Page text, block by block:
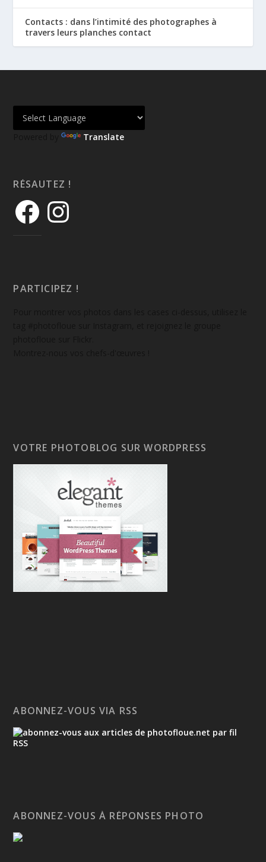
Contacts : dans l’intimité des photographes à
travers leurs planches contact
Powered by Translate
RÉSAUTEZ !
PARTICIPEZ !
VOTRE PHOTOBLOG SUR WORDPRESS
ABONNEZ-VOUS VIA RSS
ABONNEZ-VOUS À RÉPONSES PHOTO